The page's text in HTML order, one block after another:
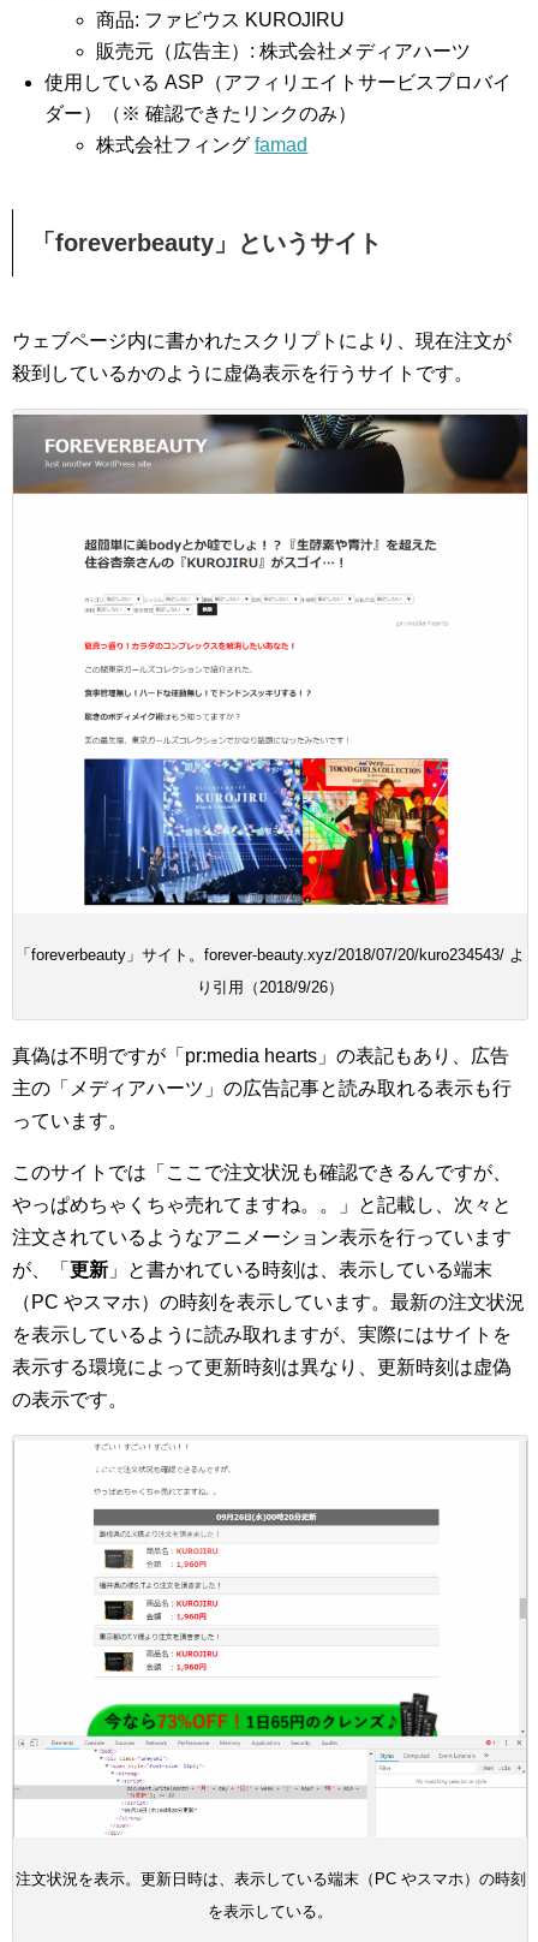
商品: ファビウス KUROJIRU
販売元（広告主）: 株式会社メディアハーツ
使用している ASP（アフィリエイトサービスプロバイ
ダー）（※ 確認できたリンクのみ）
株式会社フィングfamad
「foreverbeauty」というサイト
ウェブページ内に書かれたスクリプトにより、現在注文が
殺到しているかのように虚偽表示を行うサイトです。
「foreverbeauty」サイト。forever-beauty.xyz/2018/07/20/kuro234543/ よ
り引用（2018/9/26）
真偽は不明ですが「pr:media hearts」の表記もあり、広告
主の「メディアハーツ」の広告記事と読み取れる表示も行
っています。
このサイトでは「ここで注文状況も確認できるんですが、
やっぱめちゃくちゃ売れてますね。。」と記載し、次々と
注文されているようなアニメーション表示を行っています
が、「 更新 」と書かれている時刻は、表示している端末
（PC やスマホ）の時刻を表示しています。最新の注文状況
を表示しているように読み取れますが、実際にはサイトを
表示する環境によって更新時刻は異なり、更新時刻は虚偽
の表示です。
注文状況を表示。更新日時は、表示している端末（PC やスマホ）の時刻
を表示している。